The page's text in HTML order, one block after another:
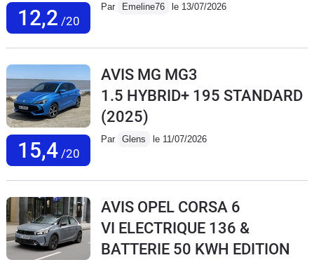
12,2 /20
Par Emeline76 le 13/07/2026
15,4/20
AVIS MG MG3
1.5 HYBRID+ 195 STANDARD
(2025)
Par Glens le 11/07/2026
AVIS OPEL CORSA 6
VI ELECTRIQUE 136 &
BATTERIE 50 KWH EDITION